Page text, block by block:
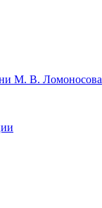
М. В. Ломоносова